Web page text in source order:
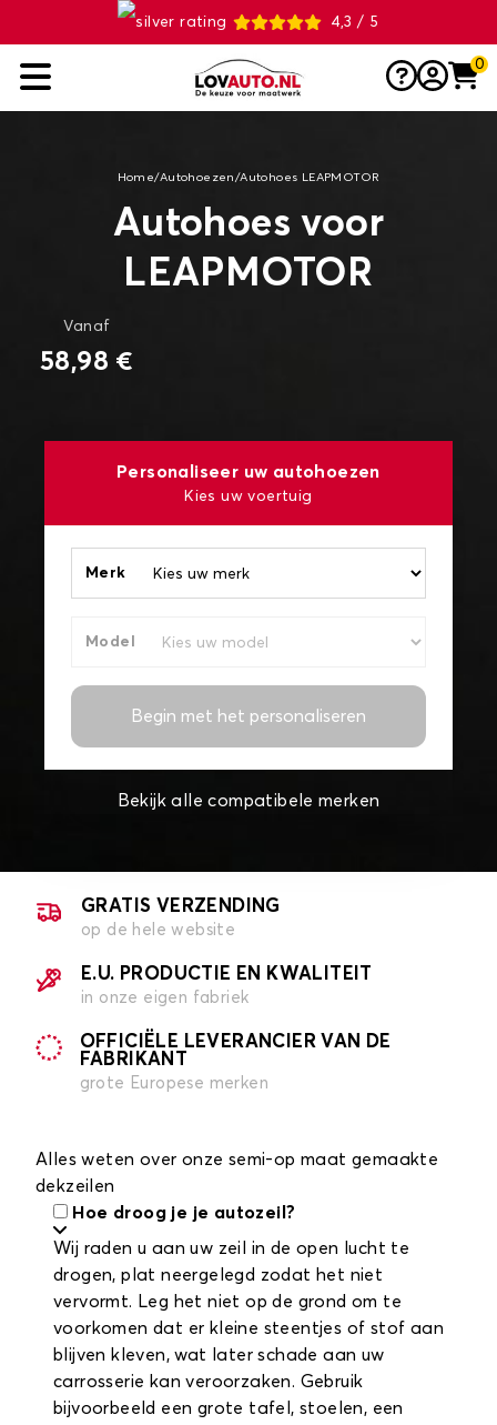
4,3 / 5
0
Home/Autohoezen /Autohoes LEAPMOTOR
Autohoes voor
LEAPMOTOR
Vanaf
58,98 €
Personaliseer uw autohoezen
Kies uw voertuig
Merk
Model
Begin met het personaliseren
Bekijk alle compatibele merken
GRATIS VERZENDING
op de hele website
E.U. PRODUCTIE EN KWALITEIT
in onze eigen fabriek
OFFICIËLE LEVERANCIER VAN DE
FABRIKANT
grote Europese merken
Alles weten over onze semi-op maat gemaakte
dekzeilen
Hoe droog je je autozeil?
Wij raden u aan uw zeil in de open lucht te
drogen, plat neergelegd zodat het niet
vervormt. Leg het niet op de grond om te
voorkomen dat er kleine steentjes of stof aan
blijven kleven, wat later schade aan uw
carrosserie kan veroorzaken. Gebruik
bijvoorbeeld een grote tafel, stoelen, een